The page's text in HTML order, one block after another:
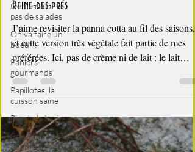
On ne raconte
pas de salades
On va faire un
boeuf !
Paniers
gourmands
Papillotes, la
cuisson saine
Pimpin le Lapin
Pom Pom Pom,
Pommes
🌼 Panna cotta très végétale aux abricots &
Reine-des-prés
J’aime revisiter la panna cotta au fil des saisons,
et cette version très végétale fait partie de mes
préférées. Ici, pas de crème ni de lait : le lait
d’amande apporte une douceur légère, relevée
l’infusion parfumée de Reine‑des‑prés, cette
plante mellifère aux notes naturellement
Pour la touche fruitée, une compotée d’abricots